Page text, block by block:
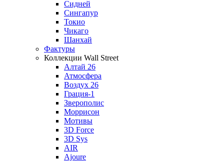
Сидней
Сингапур
Токио
Чикаго
Шанхай
Фактуры
Коллекции Wall Street
Алтай 26
Атмосфера
Воздух 26
Грация-1
Зверополис
Моррисон
Мотивы
3D Force
3D Sys
AIR
Ajoure